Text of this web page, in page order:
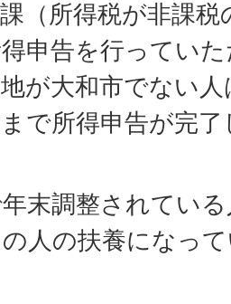
（所得税が非課
申告を行ってい
が大和市でない
で所得申告が完
末調整されてい
人の扶養になっ